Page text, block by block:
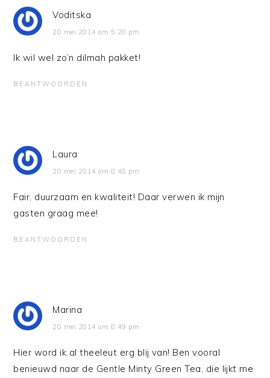
Voditska
20 mei 2014 om 5:20 pm
Ik wil wel zo’n dilmah pakket!
BEANTWOORDEN
Laura
20 mei 2014 om 8:48 pm
Fair, duurzaam en kwaliteit! Daar verwen ik mijn
gasten graag mee!
BEANTWOORDEN
Marina
20 mei 2014 om 8:49 pm
Hier word ik al theeleut erg blij van! Ben vooral
benieuwd naar de Gentle Minty Green Tea, die lijkt me